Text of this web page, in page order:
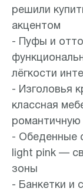
решили
акцентом
- Пуфы и
лёгкости
- Изголовья
классная
- Обеденные
light pink —
зоны
- Банкетки и